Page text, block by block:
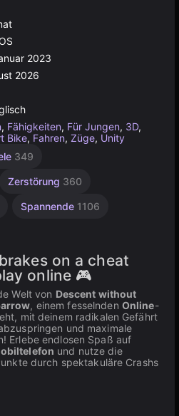
2023
2026
, Fähigkeiten, Für Jungen, 3D,
Bike, Fahren, Züge, Unity
349
Zerstörung 360
Spannende 1106
on a cheat
online 🎮
Welt von Descent without
, einem fesselnden Online-
mit deinem radikalen Gefährt
und maximale
Erlebe endlosen Spaß auf
und nutze die
durch spektakuläre Crashs